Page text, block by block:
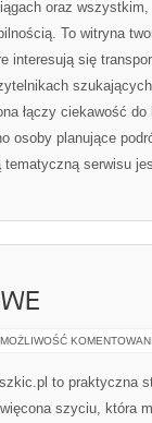
oraz
To witryna
interesują się
łączy ciekawość
osoby planujące
tematyczną serwisu
MOŻLIWOŚĆ
to praktyczna
szyciu, która